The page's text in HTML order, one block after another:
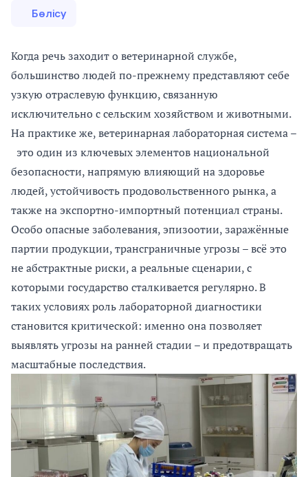
Бөлісу
Когда речь заходит о ветеринарной службе,
большинство людей по-прежнему представляют себе
узкую отраслевую функцию, связанную
исключительно с сельским хозяйством и животными.
На практике же, ветеринарная лабораторная система –
это один из ключевых элементов национальной
безопасности, напрямую влияющий на здоровье
людей, устойчивость продовольственного рынка, а
также на экспортно-импортный потенциал страны.
Особо опасные заболевания, эпизоотии, заражённые
партии продукции, трансграничные угрозы – всё это
не абстрактные риски, а реальные сценарии, с
которыми государство сталкивается регулярно. В
таких условиях роль лабораторной диагностики
становится критической: именно она позволяет
выявлять угрозы на ранней стадии – и предотвращать
масштабные последствия.